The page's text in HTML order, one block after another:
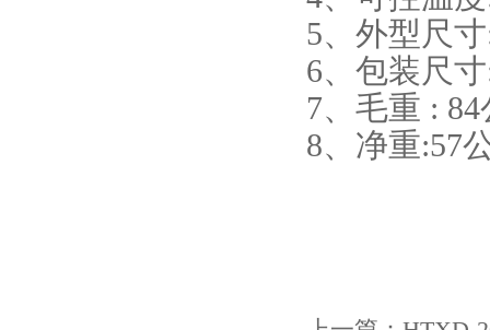
5、外型尺寸
6、包装尺寸
7、毛重 :
8、净重:57